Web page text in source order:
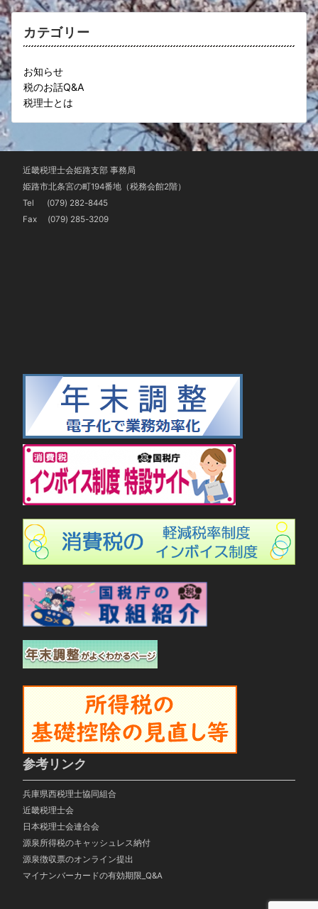
イ
カテゴリー
お知らせ
税のお話Q&A
税理士とは
近畿税理士会姫路支部 事務局
姫路市北条宮の町194番地（税務会館2階）
Tel (079) 282-8445
Fax (079) 285-3209
参考リンク
兵庫県西税理士協同組合
近畿税理士会
日本税理士会連合会
源泉所得税のキャッシュレス納付
源泉徴収票のオンライン提出
マイナンバーカードの有効期限_Q&A